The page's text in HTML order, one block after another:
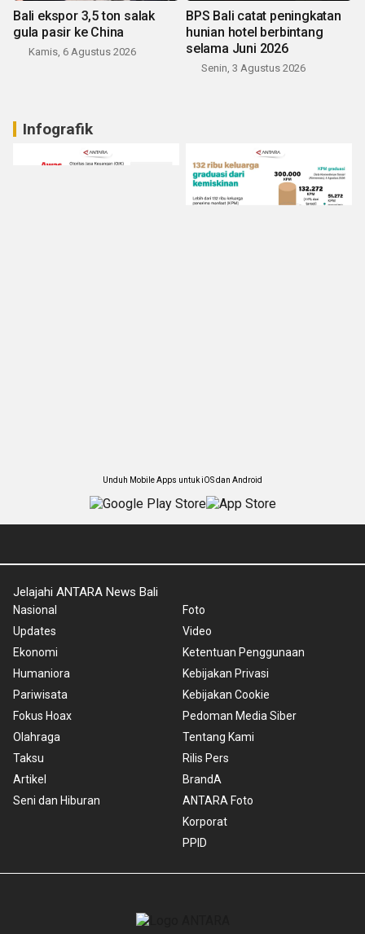
Bali ekspor 3,5 ton salak
gula pasir ke China
Kamis, 6 Agustus 2026
BPS Bali catat peningkatan
hunian hotel berbintang
selama Juni 2026
Senin, 3 Agustus 2026
Infografik
Unduh Mobile Apps untuk iOS dan Android
Jelajahi ANTARA News Bali
Nasional
Updates
Ekonomi
Humaniora
Pariwisata
Fokus Hoax
Olahraga
Taksu
Artikel
Seni dan Hiburan
Foto
Video
Ketentuan Penggunaan
Kebijakan Privasi
Kebijakan Cookie
Pedoman Media Siber
Tentang Kami
Rilis Pers
BrandA
ANTARA Foto
Korporat
PPID